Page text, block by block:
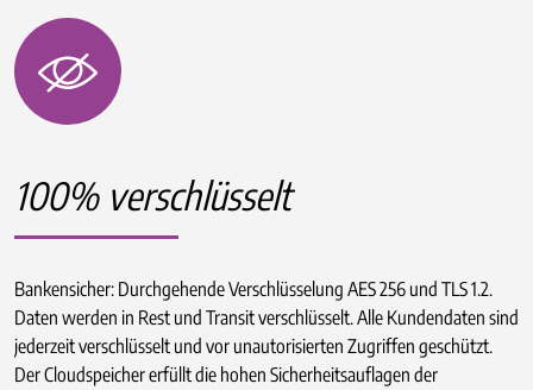
100% verschlüsselt
Bankensicher: Durchgehende Verschlüsselung AES 256 und TLS 1.2.
Daten werden in Rest und Transit verschlüsselt. Alle Kundendaten sind
jederzeit verschlüsselt und vor unautorisierten Zugriffen geschützt.
Der Cloudspeicher erfüllt die hohen Sicherheitsauflagen der